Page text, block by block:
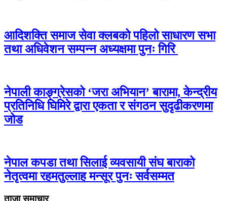
आदिशक्ति समाज सेवा क्लबको पहिलो साधारण सभा
तथा अधिवेशन सम्पन्न अध्यक्षमा पुनः गिरि
नेपाली काङ्ग्रेसको ‘जरा अभियान’ बारामा, केन्द्रीय
प्रतिनिधि घिमिरे द्वारा एकता र संगठन सुदृढीकरणमा
जोड
नेपाल कपडा तथा सिलाई व्यवसायी संघ बाराको
नेतृत्वमा रहमतुल्लाह मन्सूर पुनः सर्वसम्मत
ताजा समाचार